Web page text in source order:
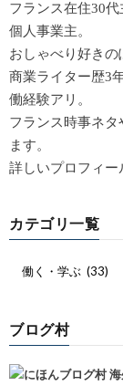
フランス在住30代
個人事業主。
おしゃべり好きの
商業ライター歴3
働経験アリ。
フランス時事ネ
ます。
詳しいプロフィー
カテゴリ一覧
ブログ村